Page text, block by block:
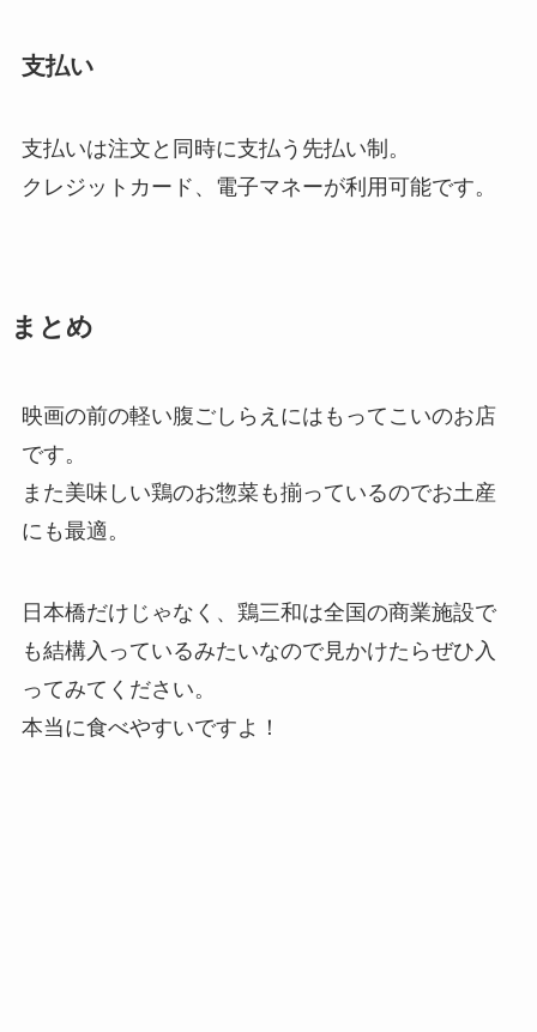
支払い
支払いは注文と同時に支払う先払い制。
クレジットカード、電子マネーが利用可能です。
まとめ
映画の前の軽い腹ごしらえにはもってこいのお店
です。
また美味しい鶏のお惣菜も揃っているのでお土産
にも最適。
日本橋だけじゃなく、鶏三和は全国の商業施設で
も結構入っているみたいなので見かけたらぜひ入
ってみてください。
本当に食べやすいですよ！